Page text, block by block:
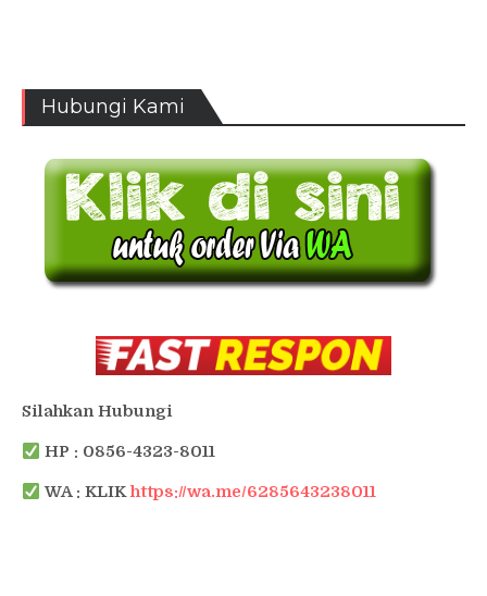
Hubungi Kami
Silahkan Hubungi
HP : 0856-4323-8011
WA : KLIKhttps://wa.me/6285643238011